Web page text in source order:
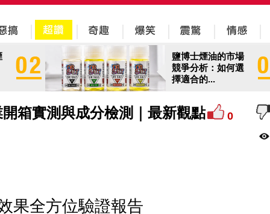
鹽博士煙油的市場
競爭分析：如何選
擇適合的...
箱實測與成分檢測｜最新觀點 0
果全方位驗證報告